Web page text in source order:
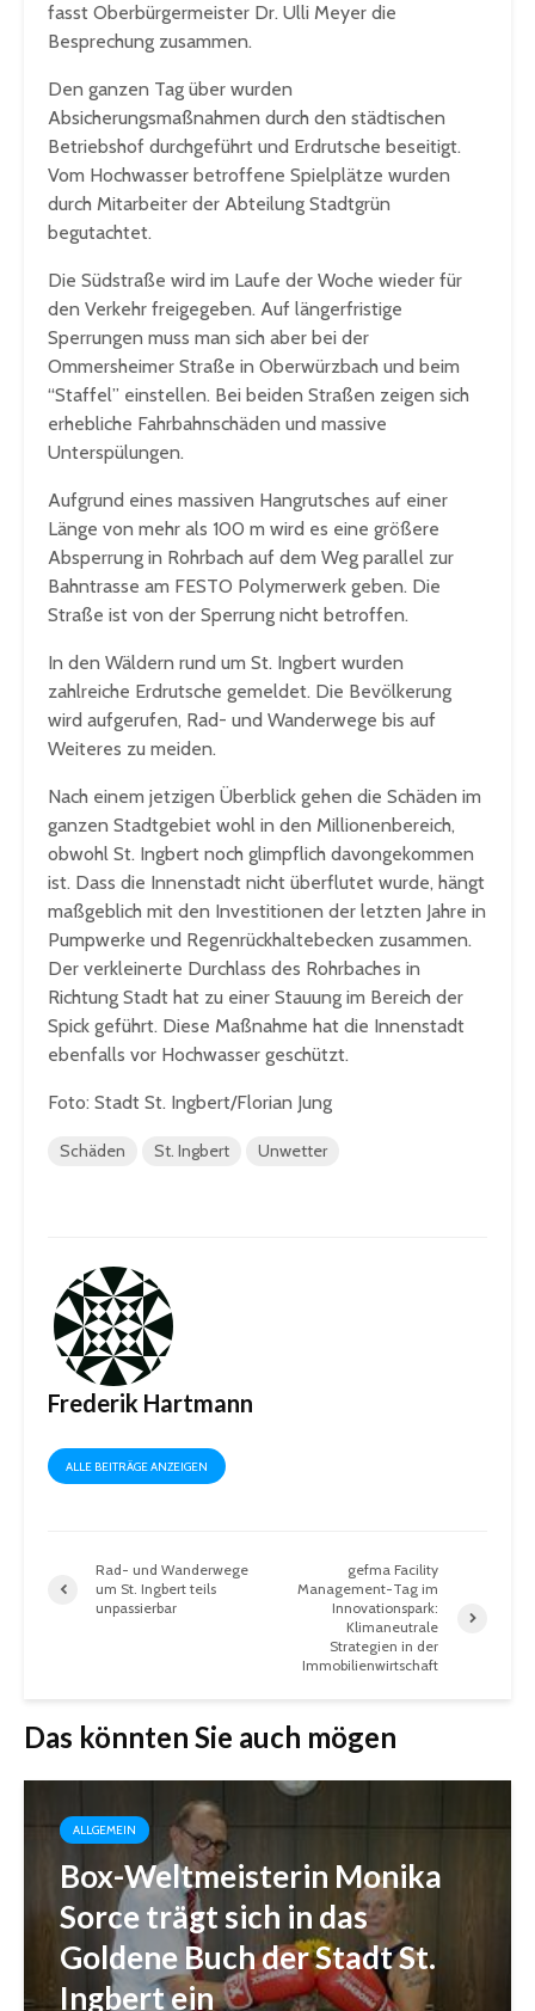
fasst Oberbürgermeister Dr. Ulli Meyer die
Besprechung zusammen.
Den ganzen Tag über wurden
Absicherungsmaßnahmen durch den städtischen
Betriebshof durchgeführt und Erdrutsche beseitigt.
Vom Hochwasser betroffene Spielplätze wurden
durch Mitarbeiter der Abteilung Stadtgrün
begutachtet.
Die Südstraße wird im Laufe der Woche wieder für
den Verkehr freigegeben. Auf längerfristige
Sperrungen muss man sich aber bei der
Ommersheimer Straße in Oberwürzbach und beim
“Staffel” einstellen. Bei beiden Straßen zeigen sich
erhebliche Fahrbahnschäden und massive
Unterspülungen.
Aufgrund eines massiven Hangrutsches auf einer
Länge von mehr als 100 m wird es eine größere
Absperrung in Rohrbach auf dem Weg parallel zur
Bahntrasse am FESTO Polymerwerk geben. Die
Straße ist von der Sperrung nicht betroffen.
In den Wäldern rund um St. Ingbert wurden
zahlreiche Erdrutsche gemeldet. Die Bevölkerung
wird aufgerufen, Rad- und Wanderwege bis auf
Weiteres zu meiden.
Nach einem jetzigen Überblick gehen die Schäden im
ganzen Stadtgebiet wohl in den Millionenbereich,
obwohl St. Ingbert noch glimpflich davongekommen
ist. Dass die Innenstadt nicht überflutet wurde, hängt
maßgeblich mit den Investitionen der letzten Jahre in
Pumpwerke und Regenrückhaltebecken zusammen.
Der verkleinerte Durchlass des Rohrbaches in
Richtung Stadt hat zu einer Stauung im Bereich der
Spick geführt. Diese Maßnahme hat die Innenstadt
ebenfalls vor Hochwasser geschützt.
Foto: Stadt St. Ingbert/Florian Jung
Schäden St. Ingbert Unwetter
Frederik Hartmann
ALLE BEITRÄGE ANZEIGEN
Rad- und Wanderwege
um St. Ingbert teils
unpassierbar
gefma Facility
Management-Tag im
Innovationspark:
Klimaneutrale
Strategien in der
Immobilienwirtschaft
Das könnten Sie auch mögen
ALLGEMEIN
Box-Weltmeisterin Monika
Sorce trägt sich in das
Goldene Buch der Stadt St.
Ingbert ein